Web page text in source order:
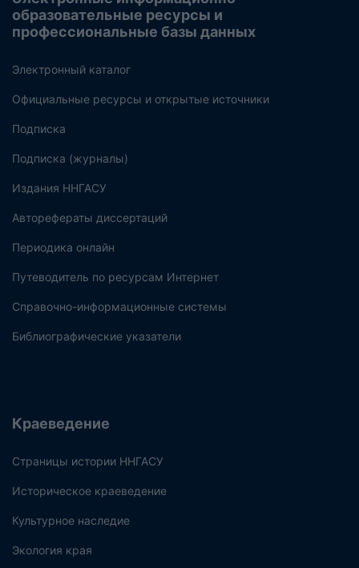
образовательные ресурсы и
профессиональные базы данных
Электронный каталог
Официальные ресурсы и открытые источники
Подписка
Подписка (журналы)
Издания ННГАСУ
Авторефераты диссертаций
Периодика онлайн
Путеводитель по ресурсам Интернет
Справочно-информационные системы
Библиографические указатели
Краеведение
Страницы истории ННГАСУ
Историческое краеведение
Культурное наследие
Экология края